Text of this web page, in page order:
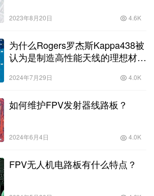
2023年8月20日 4.6K
为什么Rogers罗杰斯Kappa438被
认为是制造高性能天线的理想材
2024年7月29日 4.0K
如何维护FPV发射器线路板？
2024年6月4日 4.0K
FPV无人机电路板有什么特点？